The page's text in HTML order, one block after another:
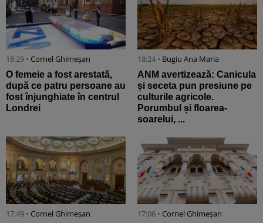
18:29 • Cornel Ghimeșan
O femeie a fost arestată,
după ce patru persoane au
fost înjunghiate în centrul
Londrei
18:24 • Bugiu ⁠Ana Maria
ANM avertizează: Canicula
și seceta pun presiune pe
culturile agricole.
Porumbul și floarea-
soarelui, ...
17:49 • Cornel Ghimeșan 17:06 • Cornel Ghimeșan